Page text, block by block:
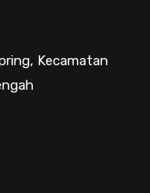
Kecamatan